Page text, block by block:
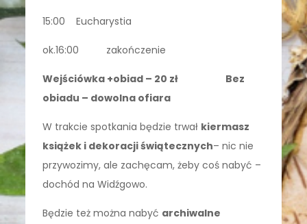
15:00 Eucharystia
ok.16:00 zakończenie
Wejściówka +obiad – 20 zł Bez
obiadu – dowolna ofiara
W trakcie spotkania będzie trwał kiermasz
książek i dekoracji świątecznych– nic nie
przywozimy, ale zachęcam, żeby coś nabyć –
dochód na Widźgowo.
Będzie też można nabyć archiwalne